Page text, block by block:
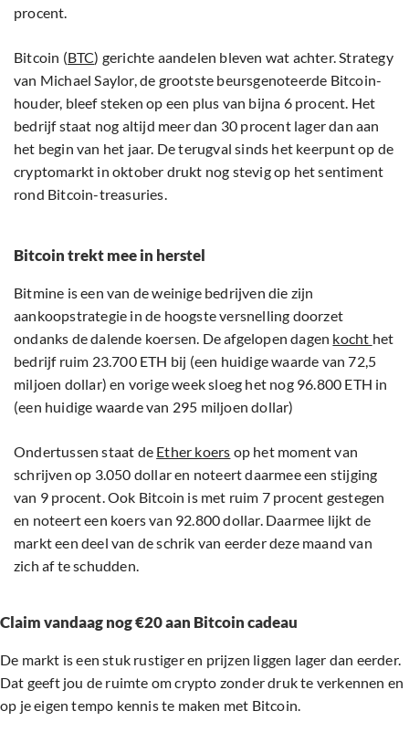
procent.
Bitcoin (BTC) gerichte aandelen bleven wat achter. Strategy
van Michael Saylor, de grootste beursgenoteerde Bitcoin-
houder, bleef steken op een plus van bijna 6 procent. Het
bedrijf staat nog altijd meer dan 30 procent lager dan aan
het begin van het jaar. De terugval sinds het keerpunt op de
cryptomarkt in oktober drukt nog stevig op het sentiment
rond Bitcoin-treasuries.
Bitcoin trekt mee in herstel
Bitmine is een van de weinige bedrijven die zijn
aankoopstrategie in de hoogste versnelling doorzet
ondanks de dalende koersen. De afgelopen dagen kocht het
bedrijf ruim 23.700 ETH bij (een huidige waarde van 72,5
miljoen dollar) en vorige week sloeg het nog 96.800 ETH in
(een huidige waarde van 295 miljoen dollar)
Ondertussen staat de Ether koers op het moment van
schrijven op 3.050 dollar en noteert daarmee een stijging
van 9 procent. Ook Bitcoin is met ruim 7 procent gestegen
en noteert een koers van 92.800 dollar. Daarmee lijkt de
markt een deel van de schrik van eerder deze maand van
zich af te schudden.
Claim vandaag nog €20 aan Bitcoin cadeau
De markt is een stuk rustiger en prijzen liggen lager dan eerder.
Dat geeft jou de ruimte om crypto zonder druk te verkennen en
op je eigen tempo kennis te maken met Bitcoin.